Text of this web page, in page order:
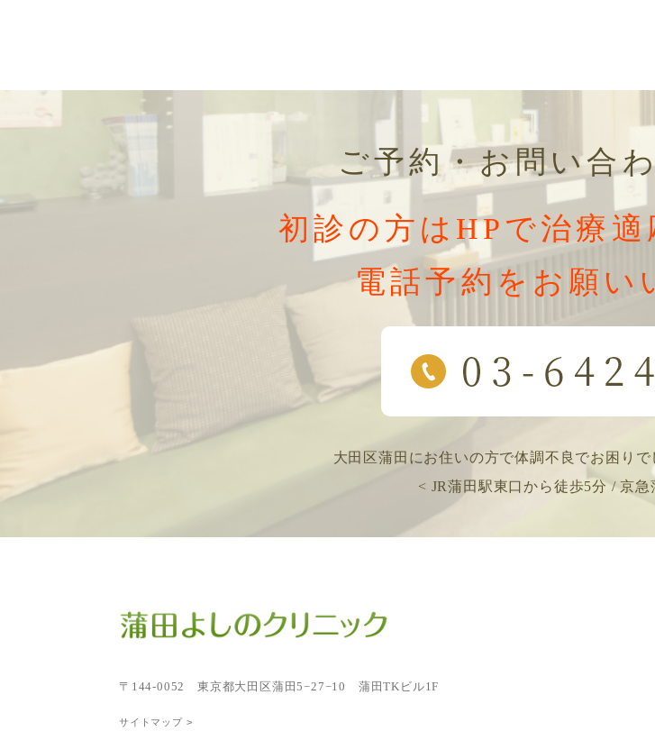
ご予約・お問い合
初診の方はHPで治療
電話予約をお願い
大田区蒲田にお住いの方で体調不良でお困りで
< JR蒲田駅東口から徒歩5分 / 京
〒144-0052 東京都大田区蒲田5−27−10 蒲田TKビル1F
サイトマップ >